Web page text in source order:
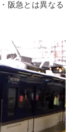
阪急とは異なる